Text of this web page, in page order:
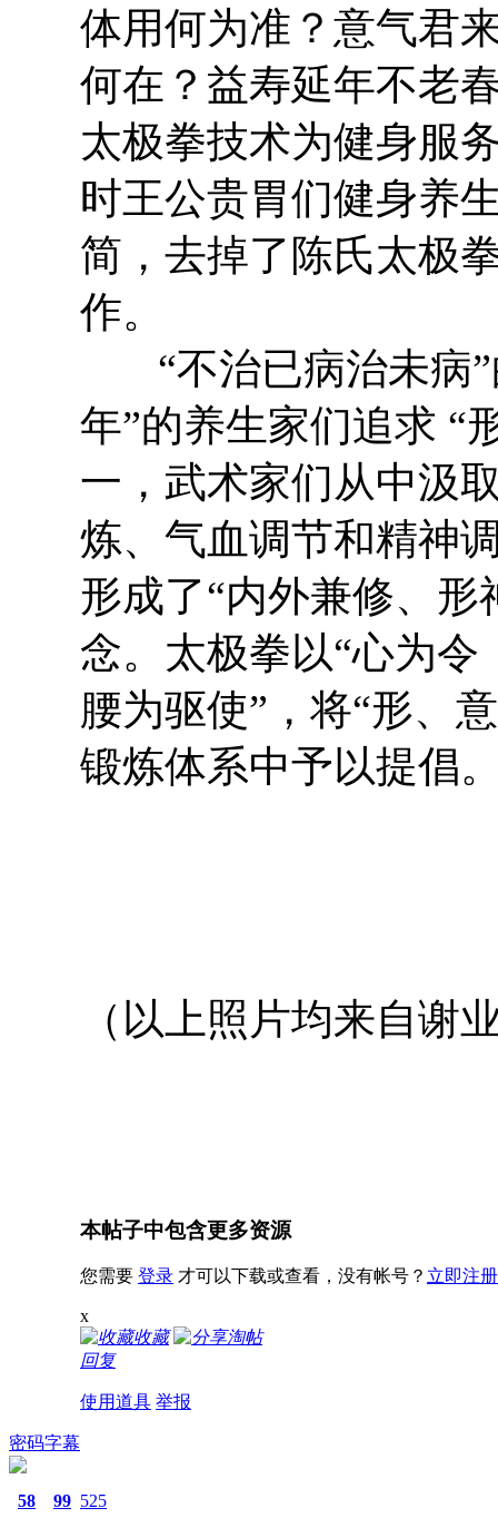
体用何为准？意气君
何在？益寿延年不老
太极拳技术为健身服
时王公贵胃们健身养
简，去掉了陈氏太极
作。
“不治已病治未病”
年”的养生家们追求 “
一，武术家们从中汲
炼、气血调节和精神
形成了“内外兼修、
念。太极拳以“心为
腰为驱使”，将“形、
锻炼体系中予以提倡
（以上照片均来自谢
本帖子中包含更多资源
您需要 登录 才可以下载或查看，没有帐号？ 立即注册
x
收藏
淘帖
回复
使用道具 举报
密码字幕
58 99 525